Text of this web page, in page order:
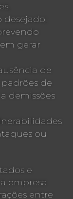
desejado;
gerar
de
de
demissões
ou
e
empresa
entre